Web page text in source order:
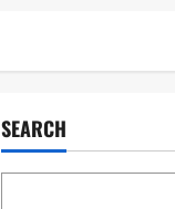
SEARCH